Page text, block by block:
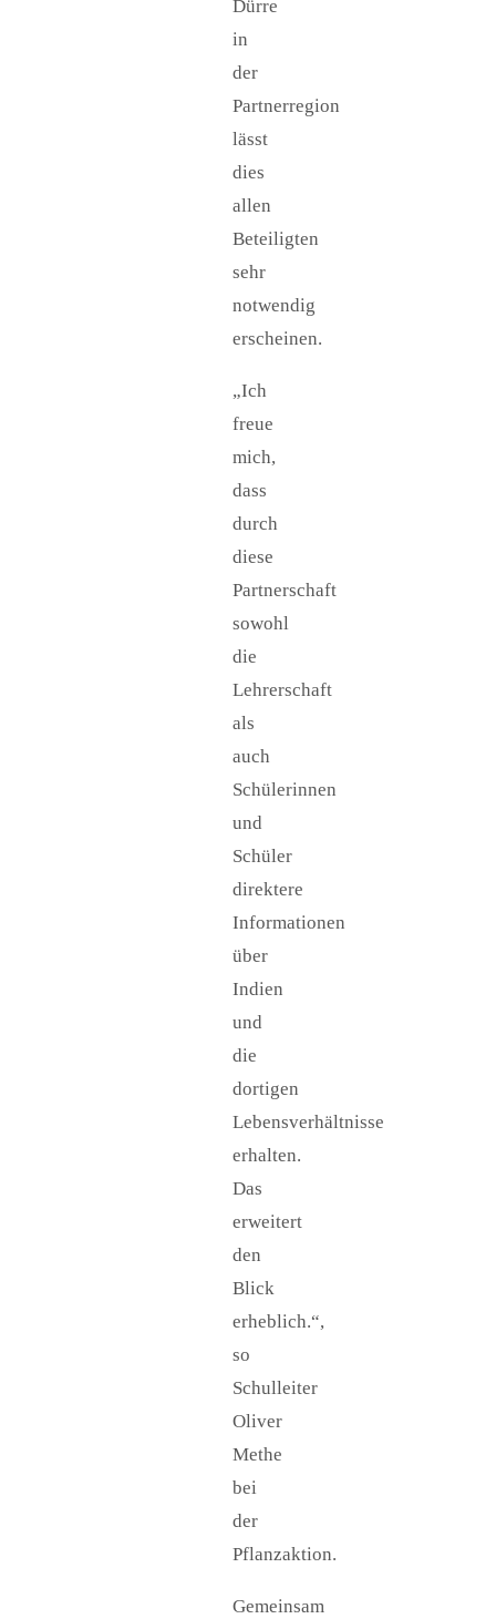
Dürre
in
der
Partnerregion
lässt
dies
allen
Beteiligten
sehr
notwendig
erscheinen.
„Ich
freue
mich,
dass
durch
diese
Partnerschaft
sowohl
die
Lehrerschaft
als
auch
Schülerinnen
und
Schüler
direktere
Informationen
über
Indien
und
die
dortigen
Lebensverhältnisse
erhalten.
Das
erweitert
den
Blick
erheblich.“,
so
Schulleiter
Oliver
Methe
bei
der
Pflanzaktion.
Gemeinsam